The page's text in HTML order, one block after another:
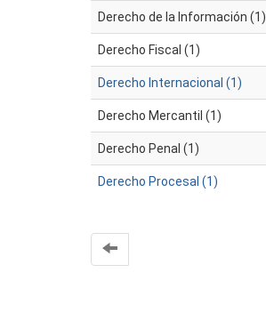
Derecho de la Información (1)
Derecho Fiscal (1)
Derecho Internacional (1)
Derecho Mercantil (1)
Derecho Penal (1)
Derecho Procesal (1)